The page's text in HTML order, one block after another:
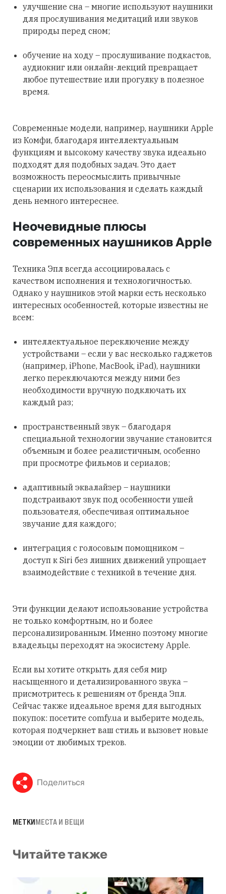
улучшение сна – многие используют наушники
для прослушивания медитаций или звуков
природы перед сном;
обучение на ходу – прослушивание подкастов,
аудиокниг или онлайн-лекций превращает
любое путешествие или прогулку в полезное
время.
Современные модели, например, наушники Apple
из Комфи, благодаря интеллектуальным
функциям и высокому качеству звука идеально
подходят для подобных задач. Это дает
возможность переосмыслить привычные
сценарии их использования и сделать каждый
день немного интереснее.
Неочевидные плюсы
современных наушников Apple
Техника Эпл всегда ассоциировалась с
качеством исполнения и технологичностью.
Однако у наушников этой марки есть несколько
интересных особенностей, которые известны не
всем:
интеллектуальное переключение между
устройствами – если у вас несколько гаджетов
(например, iPhone, MacBook, iPad), наушники
легко переключаются между ними без
необходимости вручную подключать их
каждый раз;
пространственный звук – благодаря
специальной технологии звучание становится
объемным и более реалистичным, особенно
при просмотре фильмов и сериалов;
адаптивный эквалайзер – наушники
подстраивают звук под особенности ушей
пользователя, обеспечивая оптимальное
звучание для каждого;
интеграция с голосовым помощником –
доступ к Siri без лишних движений упрощает
взаимодействие с техникой в течение дня.
Эти функции делают использование устройства
не только комфортным, но и более
персонализированным. Именно поэтому многие
владельцы переходят на экосистему Apple.
Если вы хотите открыть для себя мир
насыщенного и детализированного звука –
присмотритесь к решениям от бренда Эпл.
Сейчас также идеальное время для выгодных
покупок: посетите comfy.ua и выберите модель,
которая подчеркнет ваш стиль и вызовет новые
эмоции от любимых треков.
Поделиться
МЕТКИМЕСТА И ВЕЩИ
Читайте также